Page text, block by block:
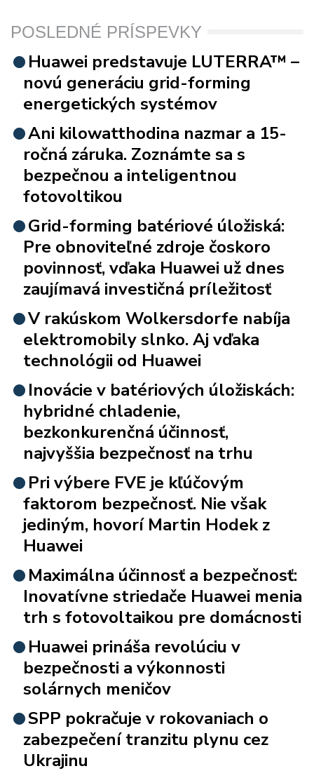
POSLEDNÉ PRÍSPEVKY
Huawei predstavuje LUTERRA™ –
novú generáciu grid-forming
energetických systémov
Ani kilowatthodina nazmar a 15-
ročná záruka. Zoznámte sa s
bezpečnou a inteligentnou
fotovoltikou
Grid-forming batériové úložiská:
Pre obnoviteľné zdroje čoskoro
povinnosť, vďaka Huawei už dnes
zaujímavá investičná príležitosť
V rakúskom Wolkersdorfe nabíja
elektromobily slnko. Aj vďaka
technológii od Huawei
Inovácie v batériových úložiskách:
hybridné chladenie,
bezkonkurenčná účinnosť,
najvyššia bezpečnosť na trhu
Pri výbere FVE je kľúčovým
faktorom bezpečnosť. Nie však
jediným, hovorí Martin Hodek z
Huawei
Maximálna účinnosť a bezpečnosť:
Inovatívne striedače Huawei menia
trh s fotovoltaikou pre domácnosti
Huawei prináša revolúciu v
bezpečnosti a výkonnosti
solárnych meničov
SPP pokračuje v rokovaniach o
zabezpečení tranzitu plynu cez
Ukrajinu